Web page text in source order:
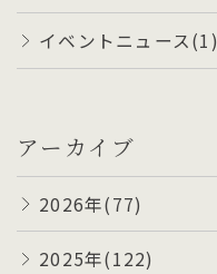
イベントニュース(1)
アーカイブ
2026年(77)
2025年(122)